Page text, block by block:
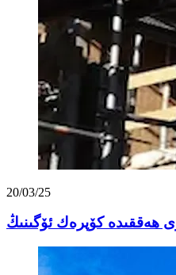
20/03/25